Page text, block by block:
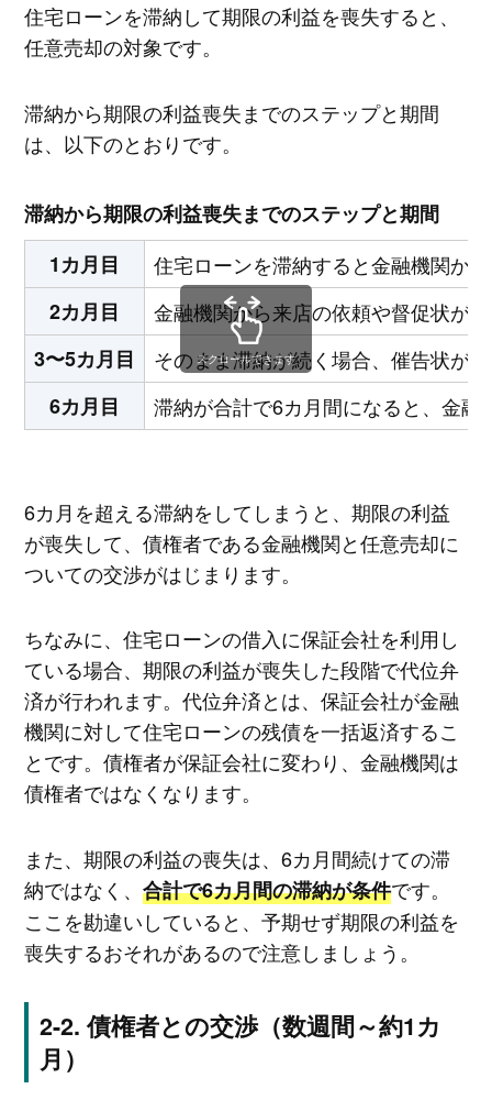
住宅ローンを滞納して期限の利益を喪失すると、
任意売却の対象です。
滞納から期限の利益喪失までのステップと期間
は、以下のとおりです。
滞納から期限の利益喪失までのステップと期間
1カ月目
住宅ローンを滞納すると金融機関か
2カ月目
金融機関から来店の依頼や督促状が
3〜5カ月目
そのまま滞納が続く場合、催告状が
6カ月目
滞納が合計で6カ月間になると、金
スクロールできます
6カ月を超える滞納をしてしまうと、期限の利益
が喪失して、債権者である金融機関と任意売却に
ついての交渉がはじまります。
ちなみに、住宅ローンの借入に保証会社を利用し
ている場合、期限の利益が喪失した段階で代位弁
済が行われます。代位弁済とは、保証会社が金融
機関に対して住宅ローンの残債を一括返済するこ
とです。債権者が保証会社に変わり、金融機関は
債権者ではなくなります。
また、期限の利益の喪失は、6カ月間続けての滞
納ではなく、 合計で6カ月間の滞納が条件です。
ここを勘違いしていると、予期せず期限の利益を
喪失するおそれがあるので注意しましょう。
債権者との交渉（数週間～約1カ
月）